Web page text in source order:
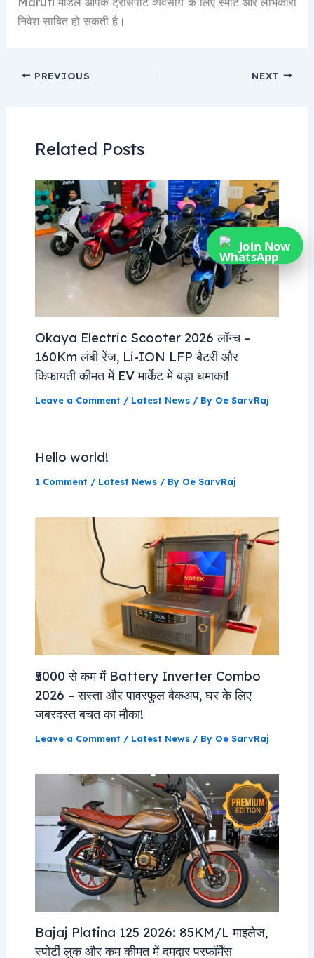
निवेश साबित हो सकती है।
PREVIOUS NEXT
Related Posts
Okaya Electric Scooter 2026 लॉन्च –
160Km लंबी रेंज, Li-ION LFP बैटरी और
किफायती कीमत में EV मार्केट में बड़ा धमाका!
Leave a Comment / Latest News/ By Oe SarvRaj
Hello world!
1 Comment / Latest News/ By Oe SarvRaj
₹5000 से कम में Battery Inverter Combo
2026 – सस्ता और पावरफुल बैकअप, घर के लिए
जबरदस्त बचत का मौका!
Leave a Comment / Latest News/ By Oe SarvRaj
Bajaj Platina 125 2026: 85KM/L माइलेज,
स्पोर्टी लुक और कम कीमत में दमदार परफॉर्मेंस
Join Now